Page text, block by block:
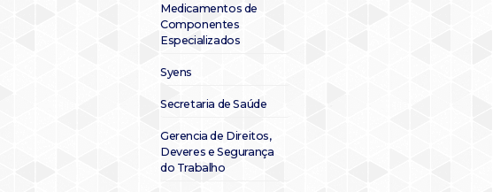
Medicamentos de
Componentes
Especializados
Syens
Secretaria de Saúde
Gerencia de Direitos,
Deveres e Segurança
do Trabalho